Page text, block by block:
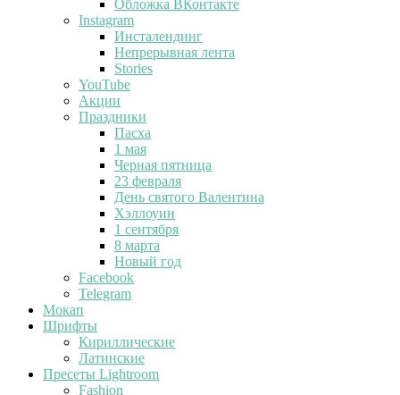
Обложка ВКонтакте
Instagram
Инсталендинг
Непрерывная лента
Stories
YouTube
Акции
Праздники
Пасха
1 мая
Черная пятница
23 февраля
День святого Валентина
Хэллоуин
1 сентября
8 марта
Новый год
Facebook
Telegram
Мокап
Шрифты
Кириллические
Латинские
Пресеты Lightroom
Fashion